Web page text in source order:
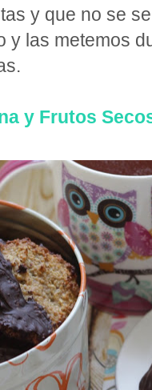
y que no se
y las metemos
y Frutos